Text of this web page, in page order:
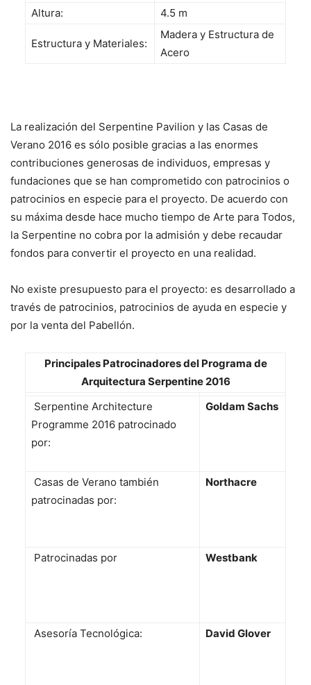
Altura:
4.5 m
Estructura y Materiales:
Madera y Estructura de
Acero
La realización del Serpentine Pavilion y las Casas de
Verano 2016 es sólo posible gracias a las enormes
contribuciones generosas de individuos, empresas y
fundaciones que se han comprometido con patrocinios o
patrocinios en especie para el proyecto. De acuerdo con
su máxima desde hace mucho tiempo de Arte para Todos,
la Serpentine no cobra por la admisión y debe recaudar
fondos para convertir el proyecto en una realidad.
No existe presupuesto para el proyecto: es desarrollado a
través de patrocinios, patrocinios de ayuda en especie y
por la venta del Pabellón.
Principales Patrocinadores del Programa de
Arquitectura Serpentine 2016
Serpentine Architecture
Programme 2016 patrocinado
por:
Goldam Sachs
Casas de Verano también
patrocinadas por:
Northacre
Patrocinadas por Westbank
Asesoría Tecnológica: David Glover